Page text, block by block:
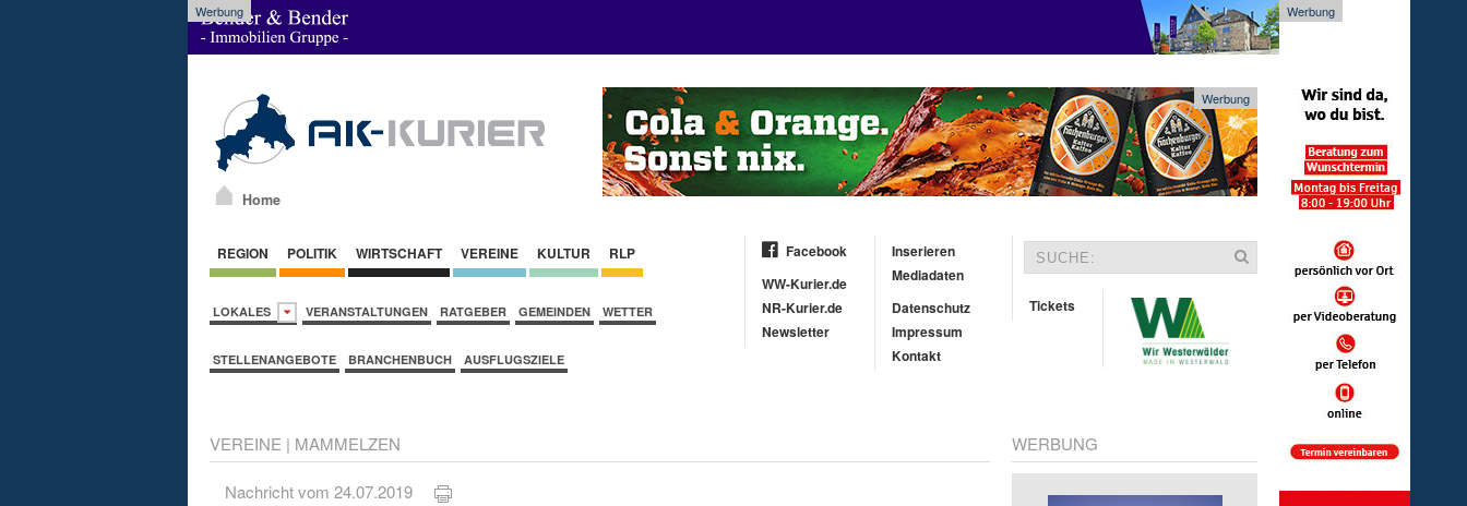
Werbung Werbung
Home
Werbung
REGION POLITIK WIRTSCHAFT VEREINE KULTUR RLP
LOKALES VERANSTALTUNGEN RATGEBER GEMEINDEN WETTER
STELLENANGEBOTE BRANCHENBUCH AUSFLUGSZIELE
Facebook
WW-Kurier.de
NR-Kurier.de
Newsletter
Inserieren
Mediadaten
Datenschutz
Impressum
Kontakt
Tickets
VEREINE | MAMMELZEN
Nachricht vom 24.07.2019
WERBUNG